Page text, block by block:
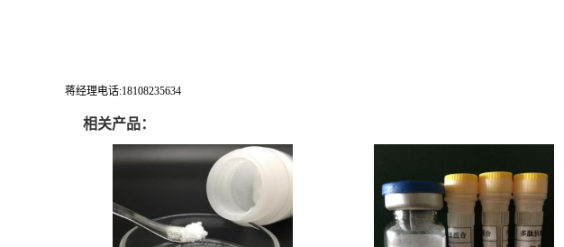
蒋经理电话:18108235634
相关产品：